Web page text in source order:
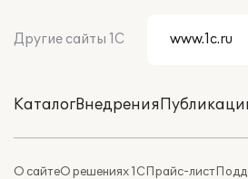
Другие сайты 1С
КаталогВнедрения
О сайтеО решениях 1СПрайс-лист